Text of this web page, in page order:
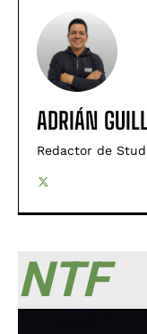
ADRIÁN
Redactor de
NTF